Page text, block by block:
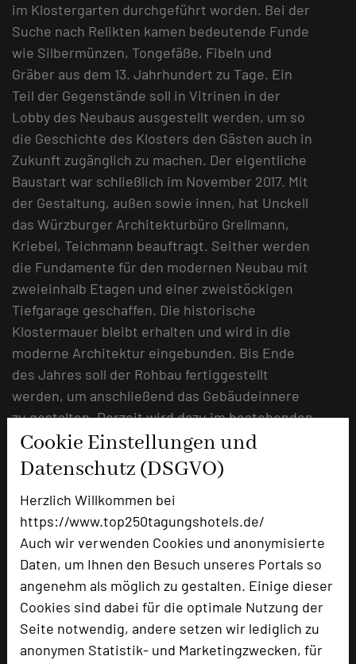
Cookie Einstellungen und
Datenschutz (DSGVO)
Herzlich Willkommen bei
https://www.top250tagungshotels.de/
Auch wir verwenden Cookies und anonymisierte
Daten, um Ihnen den Besuch unseres Portals so
angenehm als möglich zu gestalten. Einige dieser
Cookies sind dabei für die optimale Nutzung der
Seite notwendig, andere setzen wir lediglich zu
anonymen Statistik- und Marketingzwecken, für
im Klostergarten durchgeführt worden. Bei der
Suche nach Relikten kamen bedeutende Funde
wie Silbermünzen, Tongefäße, Fibeln und
Gräber aus dem 13. Jahrhundert zu Tage. Ein
Teil der Gegenstände soll in Vitrinen in der
Lobby des Neubaus ausgestellt werden, um so
die Geschichte des Klosters den Gästen auch in
Zukunft zugänglich zu machen. Der eigentliche
Baustart war schließlich im November 2017. Mit
der Gestaltung, außen sowie innen, hat Unckell
das Würzburger Architekturbüro Grellmann,
Kriebel, Teichmann beauftragt. Seither werden
die Fundamente für den modernen Neubau mit
zweieinhalb Etagen und einer zweistöckigen
Tiefgarage geschaffen. Die historische
Klostermauer bleibt erhalten und wird in die
moderne Architektur eingebunden. Bis Ende
des Jahres soll der Rohbau fertiggestellt
werden, um anschließend das Gebäudeinnere
zu gestalten. Derzeit wird dazu im bestehenden
Hotel ein Musterzimmer kreiert. Gäste und
Mitarbeiter können ihr Feedback geben und
somit auf das Einrichtungskonzept Einfluss
nehmen.
Das Best Western Premier Hotel Rebstock liegt
als eine der ältesten Herbergen Deutschlands
zwischen Weinbergen und kulturellen
Baudenkmälern in der Würzburger Innenstadt.
Es verfügt über 72 Zimmer und ist seit 1408 als
Gasthaus bekannt. Das Restaurant KUNO 1408